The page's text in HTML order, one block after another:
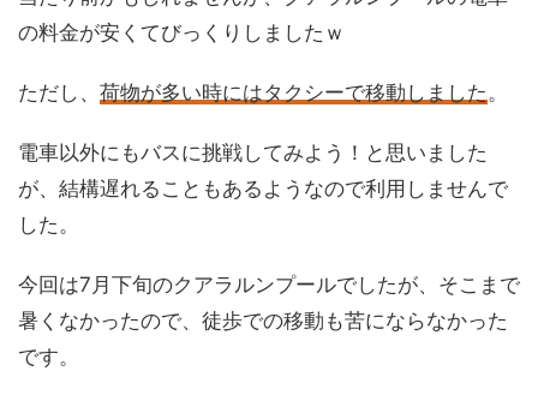
の料金が安くてびっくりしましたｗ
ただし、 荷物が多い時にはタクシーで移動しました。
電車以外にもバスに挑戦してみよう！と思いました
が、結構遅れることもあるようなので利用しませんで
した。
今回は7月下旬のクアラルンプールでしたが、そこまで
暑くなかったので、徒歩での移動も苦にならなかった
です。